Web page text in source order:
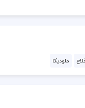
دلگیرم
ملودیکا